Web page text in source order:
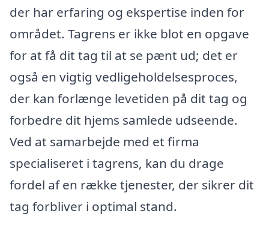
der har erfaring og ekspertise inden for
området. Tagrens er ikke blot en opgave
for at få dit tag til at se pænt ud; det er
også en vigtig vedligeholdelsesproces,
der kan forlænge levetiden på dit tag og
forbedre dit hjems samlede udseende.
Ved at samarbejde med et firma
specialiseret i tagrens, kan du drage
fordel af en række tjenester, der sikrer dit
tag forbliver i optimal stand.